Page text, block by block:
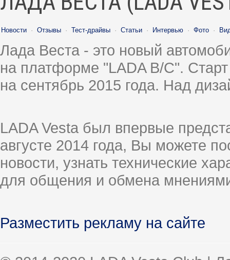
Новости · Отзывы · Тест-драйвы · Статьи · Интервью · Фото ·
Лада Веста - это новый
на платформе "LADA B/C".
на сентябрь 2015 года. Над
LADA Vesta был впервые
августе 2014 года, Вы можете
новости, узнать технические
для общения и обмена
Разместить рекламу на сайте